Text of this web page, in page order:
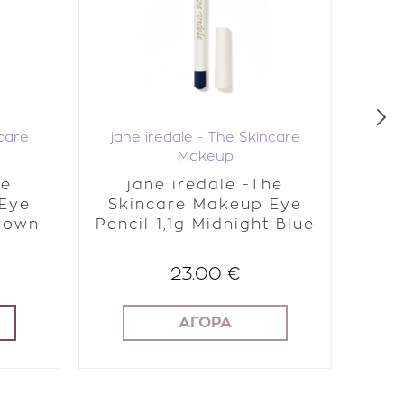
jane iredale - The Skincare
Makeup
jane iredale -The
Skincare Makeup Eye
Pencil 1,1g Midnight Blue
23.00 €
ΑΓΟΡΑ